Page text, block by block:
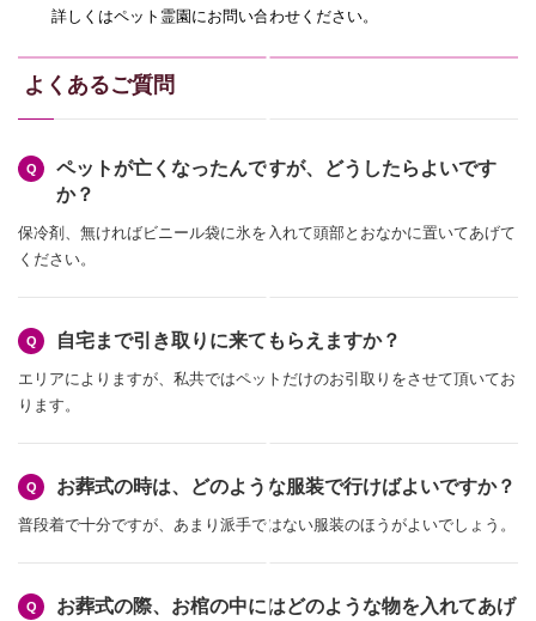
詳しくはペット霊園にお問い合わせください。
よくあるご質問
ペットが亡くなったんですが、どうしたらよいです
か？
保冷剤、無ければビニール袋に氷を入れて頭部とおなかに置いてあげて
ください。
自宅まで引き取りに来てもらえますか？
エリアによりますが、私共ではペットだけのお引取りをさせて頂いてお
ります。
お葬式の時は、どのような服装で行けばよいですか？
普段着で十分ですが、あまり派手ではない服装のほうがよいでしょう。
お葬式の際、お棺の中にはどのような物を入れてあげ